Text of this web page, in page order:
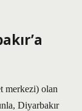
merkezi) olan
Diyarbakır